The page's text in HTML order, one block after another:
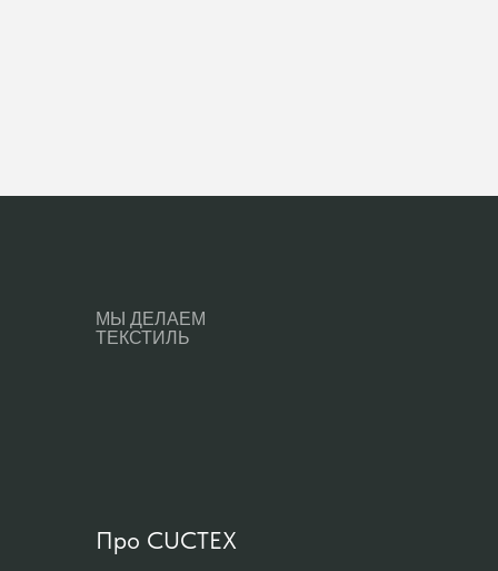
Про CUCTEX
МЫ ДЕЛАЕМ
ТЕКСТИЛЬ